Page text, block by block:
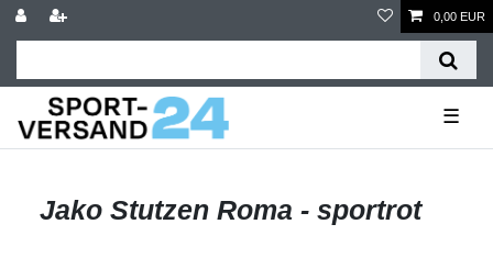
0,00 EUR
☰
Jako Stutzen Roma - sportrot